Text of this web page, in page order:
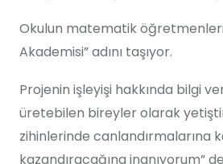
Okulun matematik
Akademisi” adını taşıyor.
Projenin işleyişi hakkında bilgi
üretebilen bireyler olarak
zihinlerinde canlandırmalarına
kazandıracağına inanıyorum”